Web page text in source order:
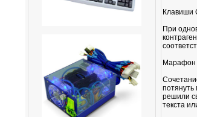
Клавиши
При
Марафон
потянуть
решили
текста